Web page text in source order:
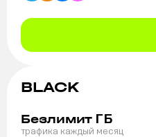
BLACK
Безлимит ГБ
трафика каждый месяц